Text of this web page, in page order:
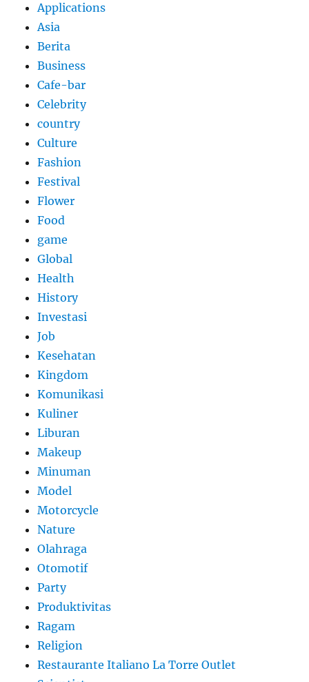
Applications
Asia
Berita
Business
Cafe-bar
Celebrity
country
Culture
Fashion
Festival
Flower
Food
game
Global
Health
History
Investasi
Job
Kesehatan
Kingdom
Komunikasi
Kuliner
Liburan
Makeup
Minuman
Model
Motorcycle
Nature
Olahraga
Otomotif
Party
Produktivitas
Ragam
Religion
Restaurante Italiano La Torre Outlet